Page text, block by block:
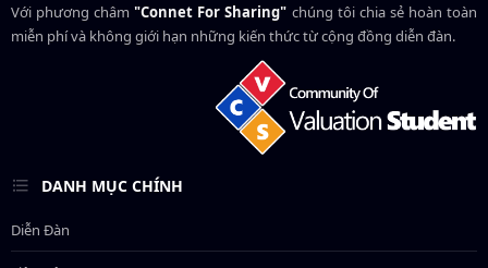
Với phương châm"Connet For Sharing" chúng tôi chia sẻ hoàn toàn
miễn phí và không giới hạn những kiến thức từ cộng đồng diễn đàn.
DANH MỤC CHÍNH
Diễn Đàn